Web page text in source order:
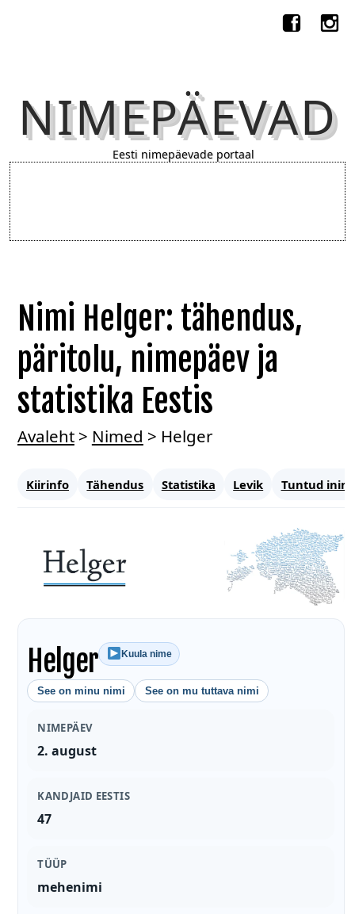
NIMEPÄEVAD
Eesti nimepäevade portaal
Nimi Helger: tähendus,
päritolu, nimepäev ja
statistika Eestis
Avaleht> Nimed > Helger
Kiirinfo Tähendus Statistika Levik Tuntud
Helger Kuula nime
See on minu nimi See on mu tuttava nimi
NIMEPÄEV
2. august
KANDJAID EESTIS
47
TÜÜP
mehenimi